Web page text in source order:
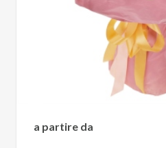
a partire da